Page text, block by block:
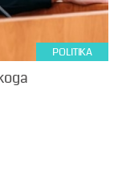
POLITIKA